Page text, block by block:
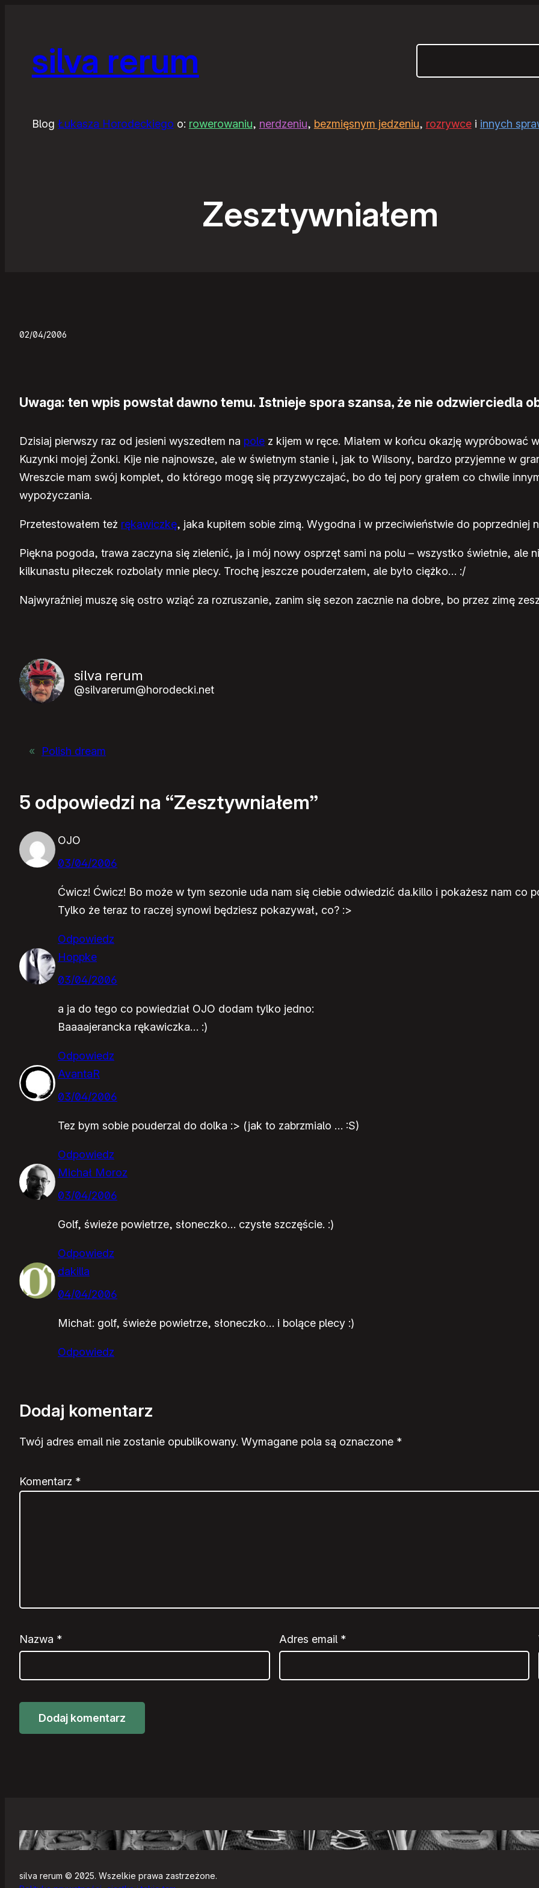
silva rerum
Blog Łukasza Horodeckiego o: rowerowaniu, nerdzeniu, bezmięsnym jedzeniu, rozrywcei innych
Zesztywniałem
02/04/2006
Uwaga: ten wpis powstał dawno temu. Istnieje spora szansa, że nie odzwierciedla
Dzisiaj pierwszy raz od jesieni wyszedłem na pole z kijem w ręce. Miałem w końcu okazję wypróbować
Kuzynki mojej Żonki. Kije nie najnowsze, ale w świetnym stanie i, jak to Wilsony, bardzo przyjemne w
Wreszcie mam swój komplet, do którego mogę się przyzwyczajać, bo do tej pory grałem co chwile
wypożyczania.
Przetestowałem też rękawiczkę, jaka kupiłem sobie zimą. Wygodna i w przeciwieństwie do poprzedniej
Piękna pogoda, trawa zaczyna się zielenić, ja i mój nowy osprzęt sami na polu – wszystko świetnie, ale
kilkunastu piłeczek rozbolały mnie plecy. Trochę jeszcze pouderzałem, ale było ciężko… :/
Najwyraźniej muszę się ostro wziąć za rozruszanie, zanim się sezon zacznie na dobre, bo przez zimę
silva rerum
@silvarerum@horodecki.net
« Polish dream
5 odpowiedzi na “Zesztywniałem”
OJO
03/04/2006
Ćwicz! Ćwicz! Bo może w tym sezonie uda nam się ciebie odwiedzić da.killo i pokażesz nam co
Tylko że teraz to raczej synowi będziesz pokazywał, co? :>
Odpowiedz
Hoppke
03/04/2006
a ja do tego co powiedział OJO dodam tylko jedno:
Baaaajerancka rękawiczka… :)
Odpowiedz
AvantaR
03/04/2006
Tez bym sobie pouderzal do dolka :> (jak to zabrzmialo … :S)
Odpowiedz
Michał Moroz
03/04/2006
Golf, świeże powietrze, słoneczko… czyste szczęście. :)
Odpowiedz
dakilla
04/04/2006
Michał: golf, świeże powietrze, słoneczko… i bolące plecy :)
Odpowiedz
Dodaj komentarz
Twój adres email nie zostanie opublikowany. Wymagane pola są oznaczone *
Komentarz *
Nazwa * Adres email *
silva rerum © 2025. Wszelkie prawa zastrzeżone.